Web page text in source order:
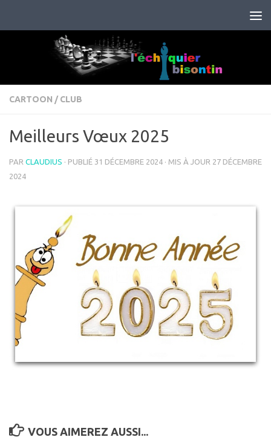
CARTOON / CLUB
Meilleurs Vœux 2025
PAR CLAUDIUS · PUBLIÉ 31 DÉCEMBRE 2024 · MIS À JOUR 27 DÉCEMBRE
2024
VOUS AIMEREZ AUSSI...